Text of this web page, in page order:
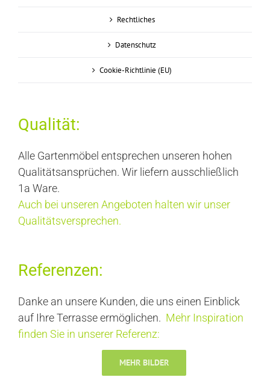
Rechtliches
Datenschutz
Cookie-Richtlinie (EU)
Qualität:
Alle Gartenmöbel entsprechen unseren hohen
Qualitätsansprüchen. Wir liefern ausschließlich
1a Ware.
Auch bei unseren Angeboten halten wir unser
Qualitätsversprechen.
Referenzen:
Danke an unsere Kunden, die uns einen Einblick
auf Ihre Terrasse ermöglichen. Mehr Inspiration
finden Sie in unserer Referenz:
MEHR BILDER